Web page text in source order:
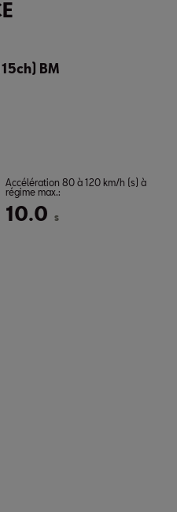
BM
Accélération 80 à 120 km/h (s) à
régime max.:
10.0 s